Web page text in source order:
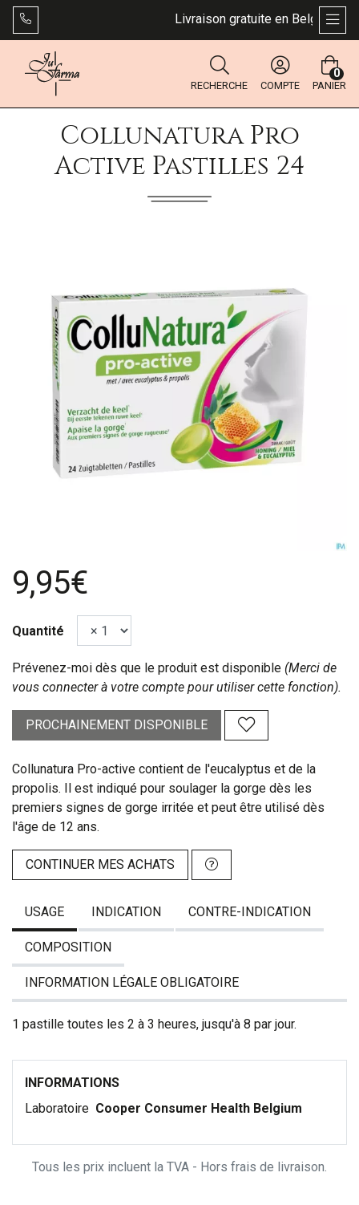
Livraison gratuite en Belgique
RECHERCHE COMPTE PANIER
0
Collunatura Pro
Active Pastilles 24
9,95€
Quantité
Prévenez-moi dès que le produit est disponible (Merci de
vous connecter à votre compte pour utiliser cette fonction).
PROCHAINEMENT DISPONIBLE
Collunatura Pro-active contient de l'eucalyptus et de la
propolis. Il est indiqué pour soulager la gorge dès les
premiers signes de gorge irritée et peut être utilisé dès
l'âge de 12 ans.
CONTINUER MES ACHATS
USAGE INDICATION CONTRE-INDICATION
COMPOSITION
INFORMATION LÉGALE OBLIGATOIRE
1 pastille toutes les 2 à 3 heures, jusqu'à 8 par jour.
INFORMATIONS
Laboratoire Cooper Consumer Health Belgium
Tous les prix incluent la TVA - Hors frais de livraison.